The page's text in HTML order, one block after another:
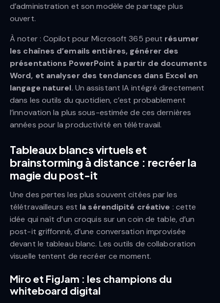
d’administration et son modèle de partage plus
ouvert.
À noter : Copilot pour Microsoft 365 peut résumer
les chaînes d’emails entières, générer des
présentations PowerPoint à partir de documents
Word, et analyser des tendances dans Excel en
langage naturel. Un assistant IA intégré directement
dans les outils du quotidien, c’est probablement
l’innovation la plus sous-estimée de ces dernières
années pour la productivité en télétravail.
Tableaux blancs virtuels et
brainstorming à distance : recréer la
magie du post-it
Une des pertes les plus souvent citées par les
télétravailleurs est la sérendipité créative : cette
idée qui naît d’un croquis sur un coin de table, d’un
post-it griffonné, d’une conversation improvisée
devant le tableau blanc. Les outils de collaboration
visuelle tentent de recréer ce moment.
Miro et FigJam : les champions du
whiteboard digital